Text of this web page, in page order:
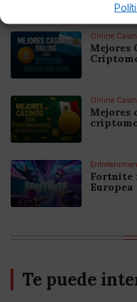
Online
Mejores
Online
Mejores
Fortnite
Europea
Te puede